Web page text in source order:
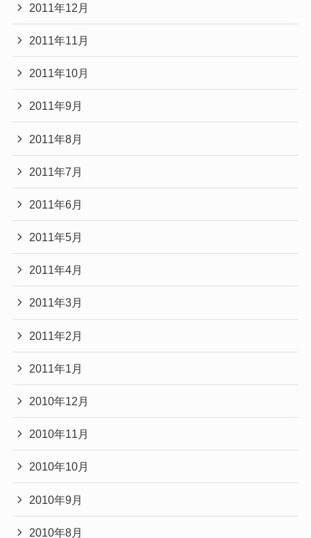
2011年12月
2011年11月
2011年10月
2011年9月
2011年8月
2011年7月
2011年6月
2011年5月
2011年4月
2011年3月
2011年2月
2011年1月
2010年12月
2010年11月
2010年10月
2010年9月
2010年8月